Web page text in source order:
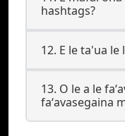
hashtags?
12. E le ta'ua
13. O le a le
faʻavasegaina